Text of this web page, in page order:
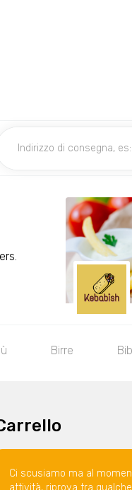
Birre
Ci scusiamo ma al
attività, riprova tra